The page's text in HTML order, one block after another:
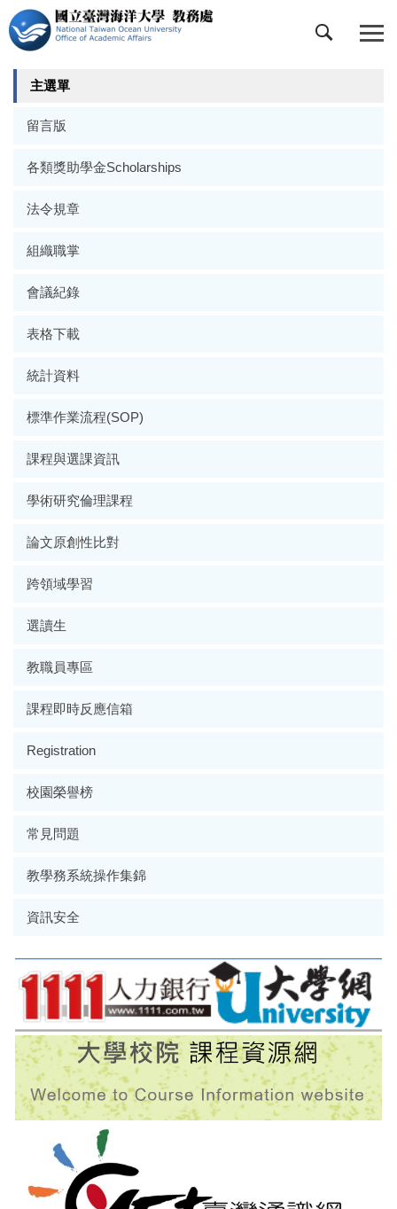
跳
到
主
要
主選單
留言版
各類獎助學金Scholarships
法令規章
組織職掌
會議紀錄
表格下載
統計資料
標準作業流程(SOP)
課程與選課資訊
學術研究倫理課程
論文原創性比對
跨領域學習
選讀生
教職員專區
課程即時反應信箱
Registration
校園榮譽榜
常見問題
教學務系統操作集錦
資訊安全